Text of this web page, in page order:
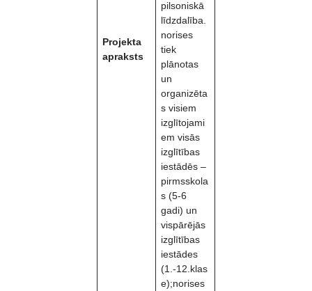
Projekta
apraksts
pilsoniskā
līdzdalība.
norises
tiek
plānotas
un
organizēta
s visiem
izglītojami
em visās
izglītības
iestādēs –
pirmsskola
s (5-6
gadi) un
vispārējās
izglītības
iestādes
(1.-12.klas
e);norises